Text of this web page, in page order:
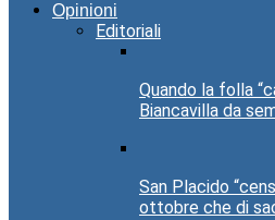
Opinioni
Editoriali
Quando la folla
Biancavilla da
San Placido
ottobre che di